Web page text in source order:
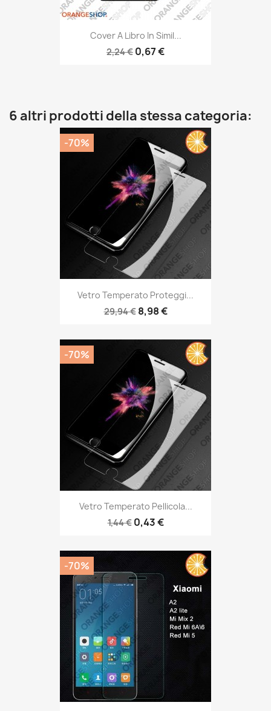
Cover A Libro In Simil...
2,24 € 0,67 €
6 altri prodotti della stessa categoria:
Vetro Temperato Proteggi...
29,94 € 8,98 €
-70%
Vetro Temperato Pellicola...
1,44 € 0,43 €
-70%
-70%